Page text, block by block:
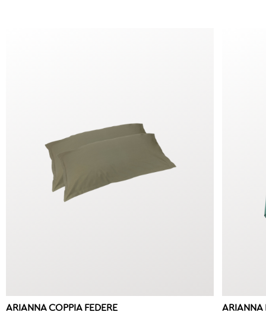
ARIANNA COPPIA FEDERE ARIANNA